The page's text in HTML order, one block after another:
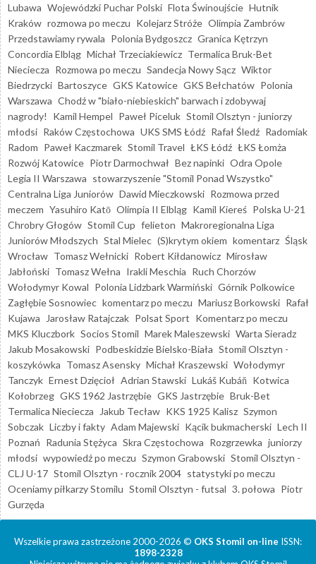
Lubawa Wojewódzki Puchar Polski Flota Świnoujście Hutnik
Kraków rozmowa po meczu Kolejarz Stróże Olimpia Zambrów
Przedstawiamy rywala Polonia Bydgoszcz Granica Kętrzyn
Concordia Elbląg Michał Trzeciakiewicz Termalica Bruk-Bet
Nieciecza Rozmowa po meczu Sandecja Nowy Sącz Wiktor
Biedrzycki Bartoszyce GKS Katowice GKS Bełchatów Polonia
Warszawa Chodź w "biało-niebieskich" barwach i zdobywaj
nagrody!
Kamil Hempel Paweł Piceluk Stomil Olsztyn - juniorzy
młodsi Raków Częstochowa UKS SMS Łódź Rafał Śledź Radomiak
Radom Paweł Kaczmarek Stomil Travel ŁKS Łódź ŁKS Łomża
Rozwój Katowice Piotr Darmochwał Bez napinki Odra Opole
Legia II Warszawa stowarzyszenie "Stomil Ponad Wszystko"
Centralna Liga Juniorów Dawid Mieczkowski Rozmowa przed
meczem Yasuhiro Katō Olimpia II Elbląg Kamil Kiereś Polska U-21
Chrobry Głogów Stomil Cup felieton Makroregionalna Liga
Juniorów Młodszych Stal Mielec (S)krytym okiem komentarz Śląsk
Wrocław Tomasz Wełnicki Robert Kiłdanowicz Mirosław
Jabłoński Tomasz Wełna Irakli Meschia Ruch Chorzów
Wołodymyr Kowal Polonia Lidzbark Warmiński Górnik Polkowice
Zagłębie Sosnowiec komentarz po meczu Mariusz Borkowski Rafał
Kujawa
Jarosław Ratajczak Polsat Sport Komentarz po meczu
MKS Kluczbork Socios Stomil Marek Maleszewski Warta Sieradz
Jakub Mosakowski Podbeskidzie Bielsko-Biała Stomil Olsztyn -
koszykówka Tomasz Asensky Michał Kraszewski Wołodymyr
Tanczyk Ernest Dzięcioł Adrian Stawski Lukáš Kubáň Kotwica
Kołobrzeg GKS 1962 Jastrzębie GKS Jastrzębie Bruk-Bet
Termalica Nieciecza
Jakub Tecław KKS 1925 Kalisz Szymon
Sobczak Liczby i fakty Adam Majewski Kącik bukmacherski Lech II
Poznań Radunia Stężyca Skra Częstochowa Rozgrzewka juniorzy
młodsi wypowiedź po meczu Szymon Grabowski Stomil Olsztyn -
CLJ U-17 Stomil Olsztyn - rocznik 2004 statystyki po meczu
Oceniamy piłkarzy Stomilu Stomil Olsztyn - futsal 3. połowa Piotr
Gurzęda
Wszelkie prawa zastrzeżone 2000-2026 © OKS Stomil on-line ISSN:
1898-2328